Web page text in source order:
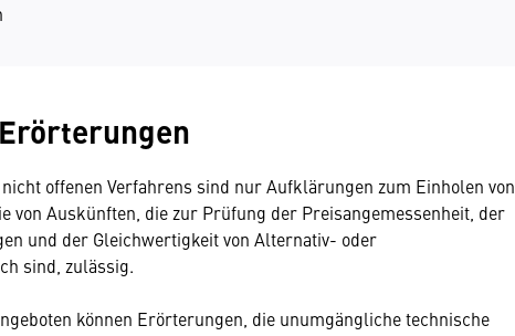
offenen Verfahrens sind nur Aufklärungen zum Einholen von
von Auskünften, die zur Prüfung der Preisangemessenheit, der
und der Gleichwertigkeit von Alternativ- oder
sind, zulässig.
können Erörterungen, die unumgängliche technische